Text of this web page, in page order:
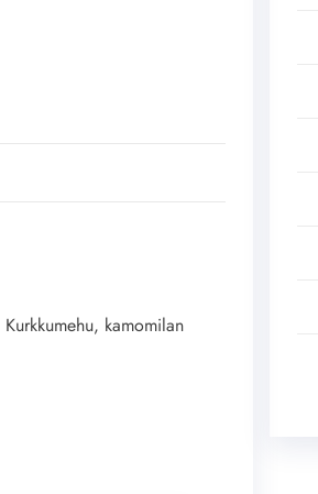
Kurkkumehu, kamomilan